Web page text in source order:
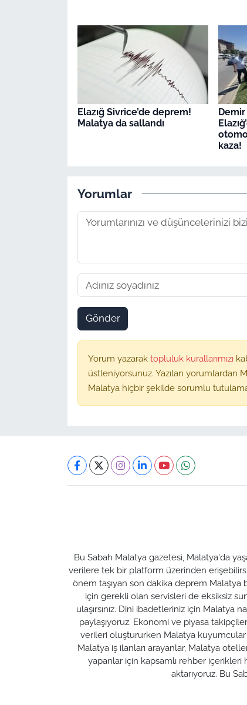
Elazığ Sivrice’de deprem!
Malatya da sallandı
Demir
kaza!
Yorumlar
Gönder
Yorum yazarak topluluk kurallarımızı
üstleniyorsunuz. Yazılan yorumlardan
Malatya hiçbir şekilde sorumlu
Bu Sabah Malatya gazetesi, Malatya'da
verilere tek bir platform üzerinden
önem taşıyan son dakika deprem Malatya
için gerekli olan servisleri de eksiksiz
ulaşırsınız. Dini ibadetleriniz için Malatya
paylaşıyoruz. Ekonomi ve piyasa
verileri oluştururken Malatya kuyumcular
Malatya iş ilanları arayanlar, Malatya
yapanlar için kapsamlı rehber içerikleri
aktarıyoruz. Bu